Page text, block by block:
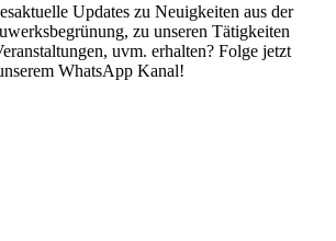
Updates zu Neuigkeiten aus der
zu unseren Tätigkeiten
uvm. erhalten? Folge jetzt
WhatsApp Kanal!